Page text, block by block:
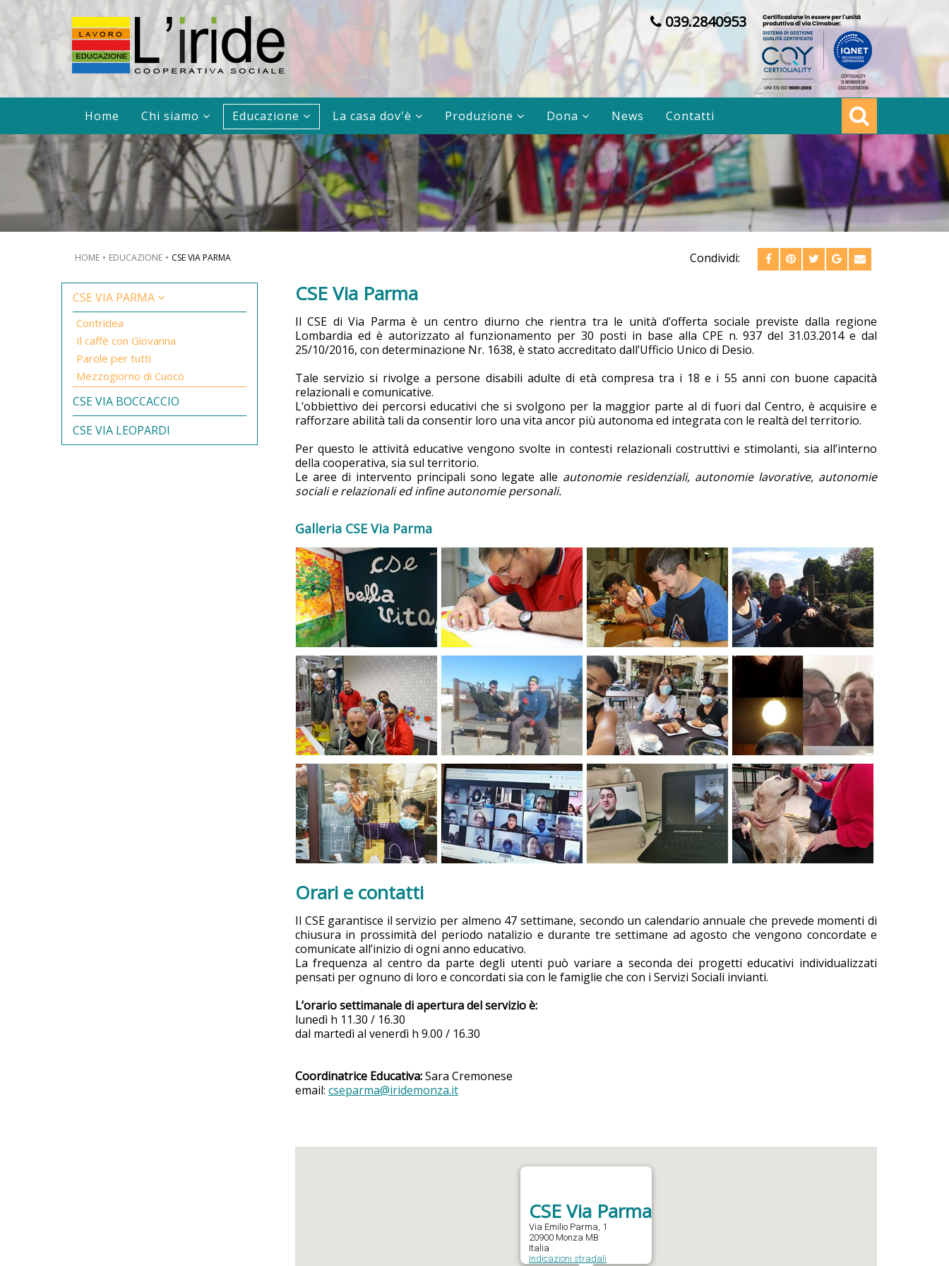
039.2840953
Home Chi siamo Educazione La casa dov'è Produzione Dona News Contatti
HOME EDUCAZIONE CSE VIA PARMA Condividi:
CSE Via Parma
Il CSE di Via Parma è un centro diurno che rientra tra le unità d’offerta sociale previste dalla regione
Lombardia ed è autorizzato al funzionamento per 30 posti in base alla CPE n. 937 del 31.03.2014 e dal
25/10/2016, con determinazione Nr. 1638, è stato accreditato dall’Ufficio Unico di Desio.
Tale servizio si rivolge a persone disabili adulte di età compresa tra i 18 e i 55 anni con buone capacità
relazionali e comunicative.
L’obbiettivo dei percorsi educativi che si svolgono per la maggior parte al di fuori dal Centro, è acquisire e
rafforzare abilità tali da consentir loro una vita ancor più autonoma ed integrata con le realtà del territorio.
Per questo le attività educative vengono svolte in contesti relazionali costruttivi e stimolanti, sia all’interno
della cooperativa, sia sul territorio.
Le aree di intervento principali sono legate alle autonomie residenziali, autonomie lavorative, autonomie
sociali e relazionali ed infine autonomie personali.
Galleria CSE Via Parma
Orari e contatti
Il CSE garantisce il servizio per almeno 47 settimane, secondo un calendario annuale che prevede momenti di
chiusura in prossimità del periodo natalizio e durante tre settimane ad agosto che vengono concordate e
comunicate all’inizio di ogni anno educativo.
La frequenza al centro da parte degli utenti può variare a seconda dei progetti educativi individualizzati
pensati per ognuno di loro e concordati sia con le famiglie che con i Servizi Sociali invianti.
L’orario settimanale di apertura del servizio è:
lunedì h 11.30 / 16.30
dal martedì al venerdì h 9.00 / 16.30
Coordinatrice Educativa:Sara Cremonese
email: cseparma@iridemonza.it
CSE Via Parma
Via Emilio Parma, 1
20900 Monza MB
Italia
Indicazioni stradali
CSE VIA PARMA
Contridea
Il caffè con Giovanna
Parole per tutti
Mezzogiorno di Cuoco
CSE VIA BOCCACCIO
CSE VIA LEOPARDI